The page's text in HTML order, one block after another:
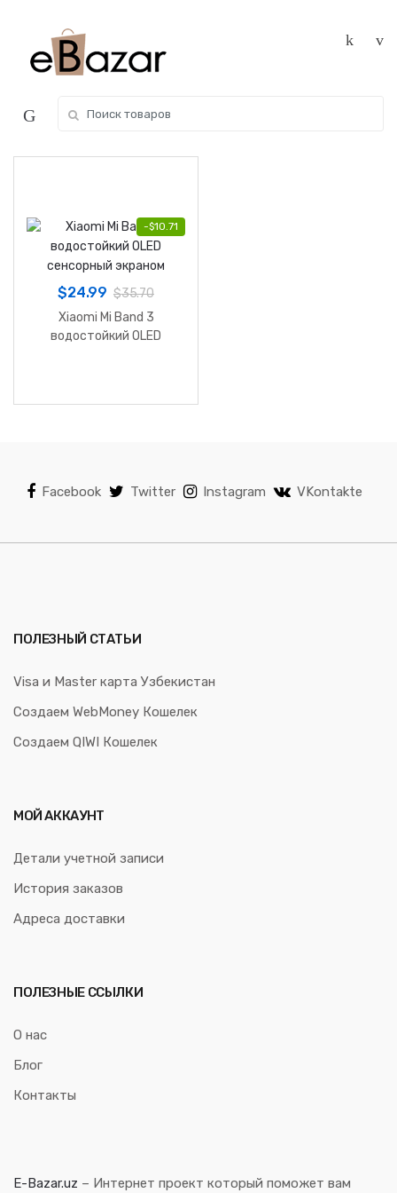
navigation
content
for:
-$10.71
$24.99 $35.70
Xiaomi Mi Band 3
водостойкий OLED
Facebook Twitter Instagram VKontakte
ПОЛЕЗНЫЙ СТАТЬИ
Visa и Master карта Узбекистан
Создаем WebMoney Кошелек
Создаем QIWI Кошелек
МОЙ АККАУНТ
Детали учетной записи
История заказов
Адреса доставки
ПОЛЕЗНЫЕ ССЫЛКИ
О нас
Блог
Контакты
E-Bazar.uz – Интернет проект который поможет вам